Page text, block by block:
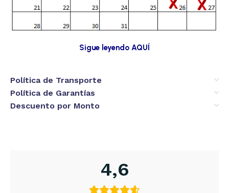
Sigue leyendo AQUÍ
Política de Transporte
Política de Garantías
Descuento por Monto
4,6